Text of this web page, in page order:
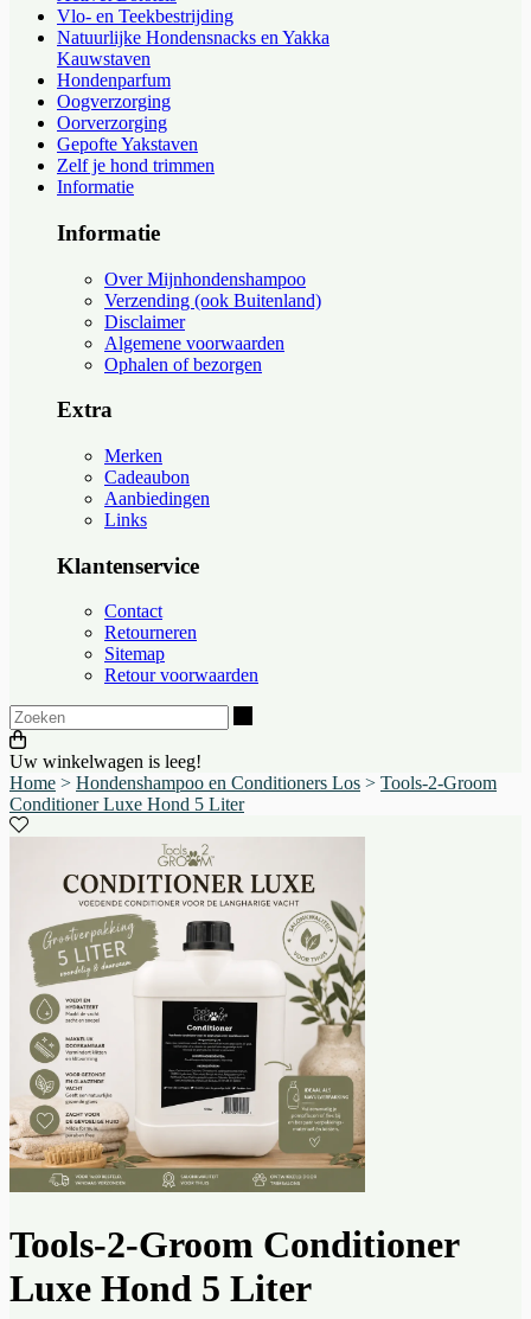
Vlo- en Teekbestrijding
Natuurlijke Hondensnacks en Yakka
Kauwstaven
Hondenparfum
Oogverzorging
Oorverzorging
Gepofte Yakstaven
Zelf je hond trimmen
Informatie
Informatie
Over Mijnhondenshampoo
Verzending (ook Buitenland)
Disclaimer
Algemene voorwaarden
Ophalen of bezorgen
Extra
Merken
Cadeaubon
Aanbiedingen
Links
Klantenservice
Contact
Retourneren
Sitemap
Retour voorwaarden
Uw winkelwagen is leeg!
Home > Hondenshampoo en Conditioners Los > Tools-2-Groom
Conditioner Luxe Hond 5 Liter
Tools-2-Groom Conditioner
Luxe Hond 5 Liter